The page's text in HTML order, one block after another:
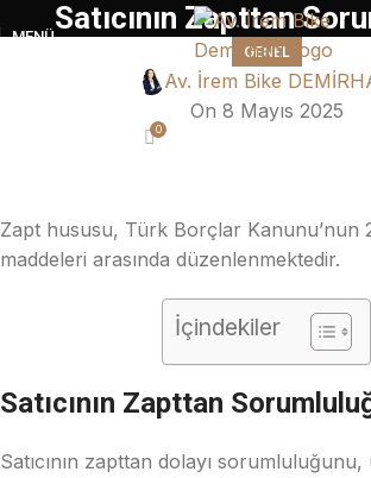
MENÜSatıcının Zapttan
GENEL
Av. İrem Bike
On 8 Mayıs 2025
0
Zapt hususu, Türk Borçlar Kanunu’nun
maddeleri arasında düzenlenmektedir.
İçindekiler
Satıcının Zapttan
Satıcının zapttan dolayı